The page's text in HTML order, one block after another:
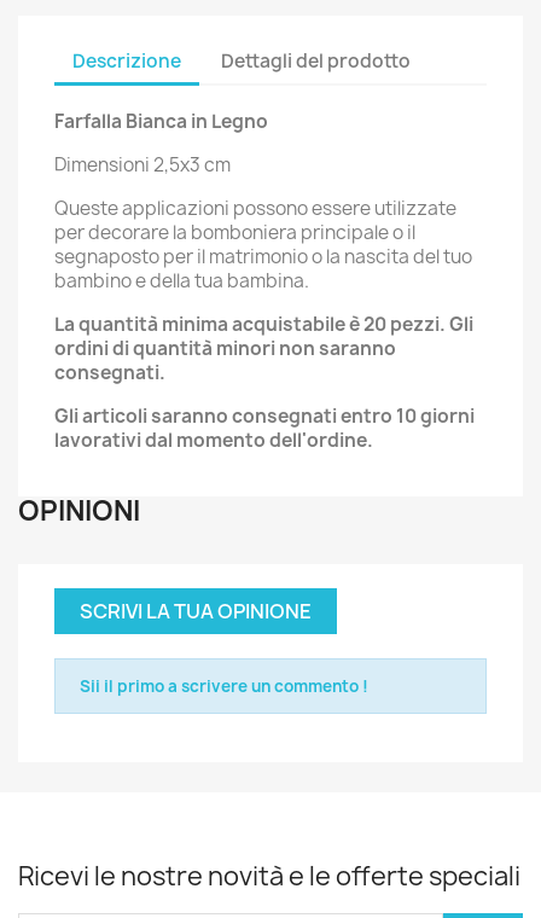
Descrizione Dettagli del prodotto
Farfalla Bianca in Legno
Dimensioni 2,5x3 cm
Queste applicazioni possono essere utilizzate
per decorare la bomboniera principale o il
segnaposto per il matrimonio o la nascita del tuo
bambino e della tua bambina.
La quantità minima acquistabile è 20 pezzi. Gli
ordini di quantità minori non saranno
consegnati.
Gli articoli saranno consegnati entro 10 giorni
lavorativi dal momento dell'ordine.
OPINIONI
SCRIVI LA TUA OPINIONE
Sii il primo a scrivere un commento !
Ricevi le nostre novità e le offerte speciali